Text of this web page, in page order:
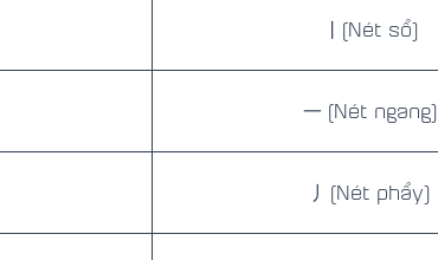
丨(Nét sổ)
一 (Nét ngang)
丿(Nét phẩy)